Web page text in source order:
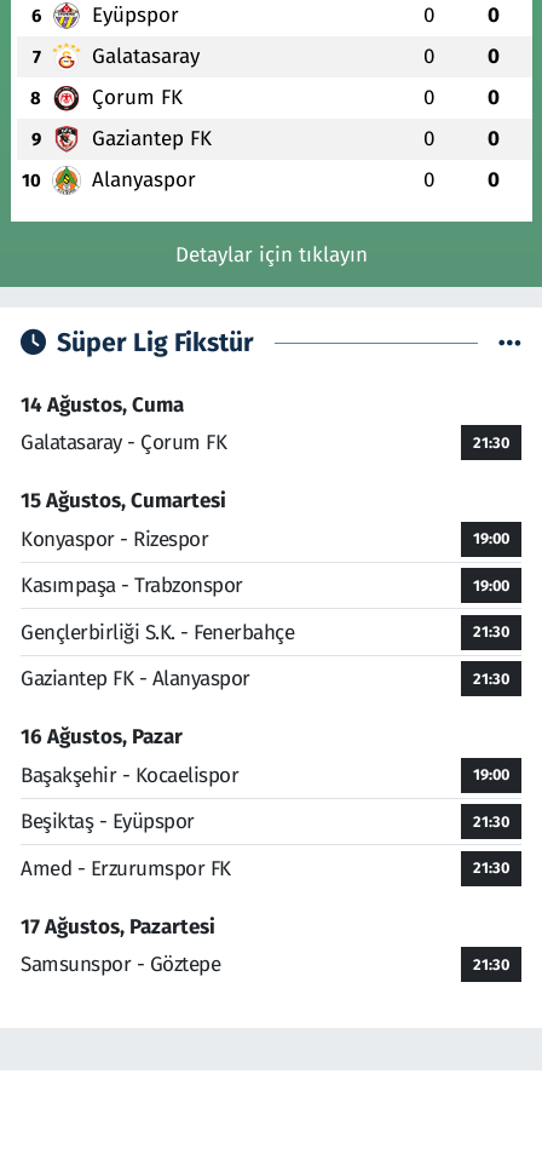
6 Eyüpspor 0 0
7 Galatasaray 0 0
8 Çorum FK 0 0
9 Gaziantep FK 0 0
10 Alanyaspor 0 0
Detaylar için tıklayın
Süper Lig Fikstür
14 Ağustos, Cuma
Galatasaray - Çorum FK
21:30
15 Ağustos, Cumartesi
Konyaspor - Rizespor
19:00
Kasımpaşa - Trabzonspor 19:00
Gençlerbirliği S.K. - Fenerbahçe 21:30
Gaziantep FK - Alanyaspor 21:30
16 Ağustos, Pazar
Başakşehir - Kocaelispor
19:00
Beşiktaş - Eyüpspor 21:30
Amed - Erzurumspor FK 21:30
17 Ağustos, Pazartesi
Samsunspor - Göztepe
21:30